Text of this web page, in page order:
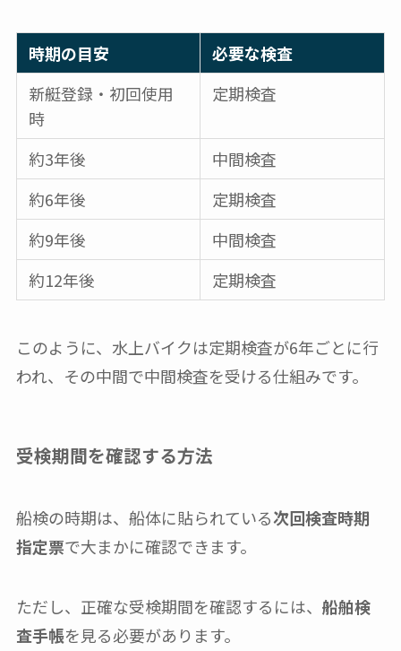
時期の目安
必要な検査
新艇登録・初回使用
時
定期検査
約3年後
中間検査
約6年後
定期検査
約9年後
中間検査
約12年後
定期検査
このように、水上バイクは定期検査が6年ごとに行
われ、その中間で中間検査を受ける仕組みです。
受検期間を確認する方法
船検の時期は、船体に貼られている次回検査時期
指定票で大まかに確認できます。
ただし、正確な受検期間を確認するには、 船舶検
査手帳を見る必要があります。